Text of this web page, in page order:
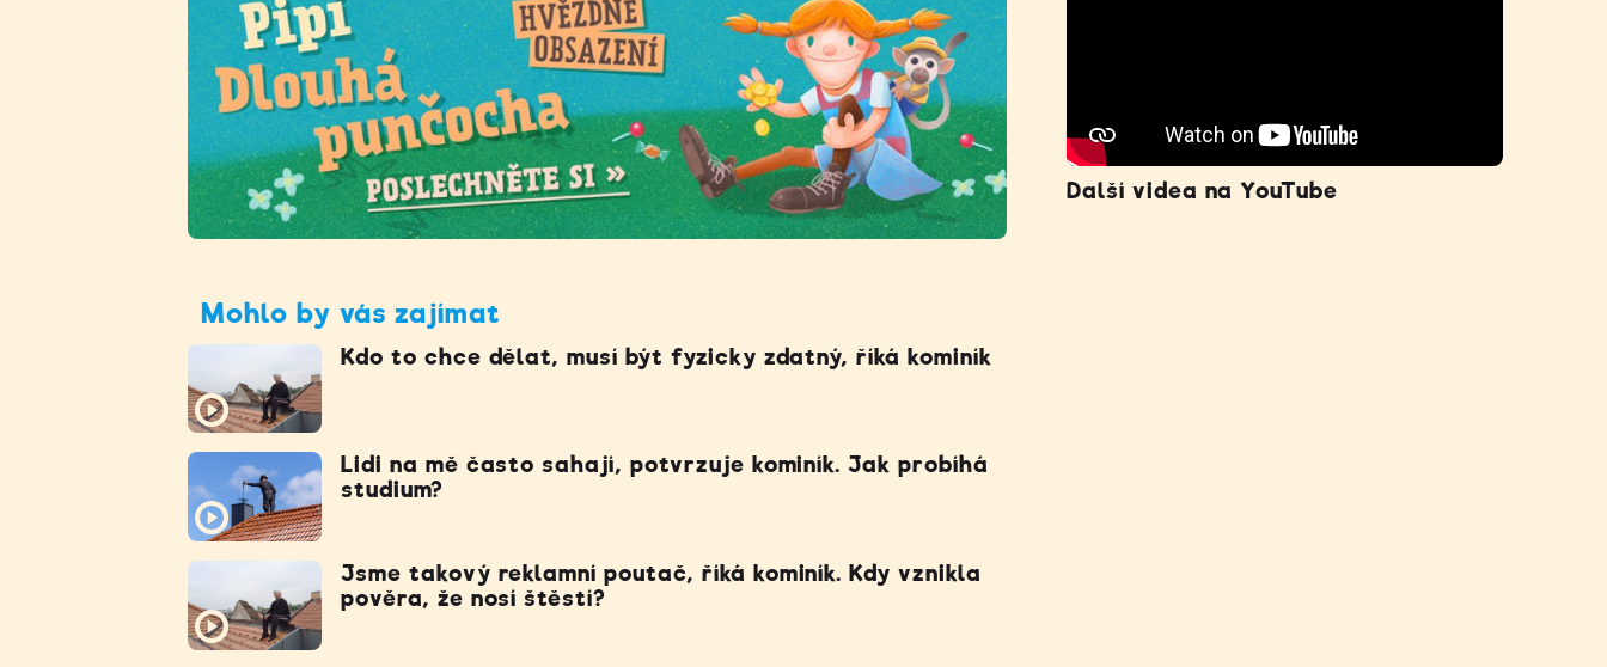
Mohlo by vás zajímat
Kdo to chce dělat, musí být fyzicky zdatný, říká kominík
Lidi na mě často sahají, potvrzuje kominík. Jak probíhá
studium?
Jsme takový reklamní poutač, říká kominík. Kdy vznikla
pověra, že nosí štěstí?
Další videa na YouTube